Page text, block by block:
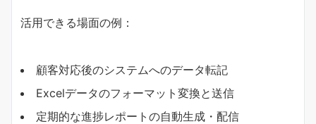
活用できる場面の例：
顧客対応後のシステムへのデータ転記
Excelデータのフォーマット変換と送信
定期的な進捗レポートの自動生成・配信